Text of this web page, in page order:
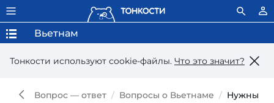
Тонкости используют сookie-файлы. Что это значит?
Вьетнам
Вопрос — ответ Вопросы о Вьетнаме Нужны ли